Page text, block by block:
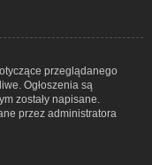
przeglądanego
Ogłoszenia są
zostały napisane.
przez administratora